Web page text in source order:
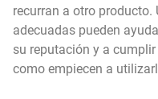
recurran a otro
adecuadas pueden
su reputación y a
como empiecen a